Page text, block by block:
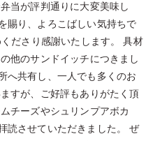
当が評判通りに大変美味し
賜り、よろこばしい気持ちで
ださり感謝いたします。 具材
他のサンドイッチにつきまし
へ共有し、一人でも多くのお
すが、ご好評もありがたく頂
チーズやシュリンプアボカ
読させていただきました。 ぜ